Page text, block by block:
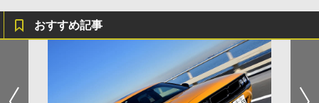
おすすめ記事